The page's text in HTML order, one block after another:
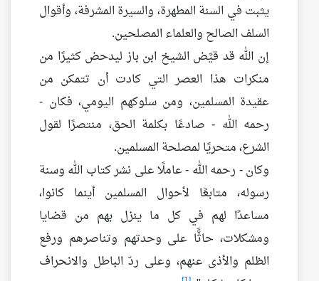
يثبت في السنة المطهرة، والسيرة المشرفة، وأقوال
السلف الصالح والعلماء المصلحين.
إن الله قد قيَّض الشيخ ابن باز ليدحض كثيرًا من
منكرات هذا العصر التي كادت أن تتمكن من
عقيدة المسلمين، ومن سلوكهم اليومي، فكان -
رحمه الله - صادعًا بكلمة الحق، منتصرًا لقول
الشرع، متحريًا لمصلحة المسلمين.
وكان - رحمه الله - عاملًا على نشر كتاب الله وسنة
رسوله، متابعًا لأحوال المسلمين أينما كانوا،
مساعدًا لهم في كل ما ينزل بهم من قضايا
ومشكلات، حاثًّا على وحدتهم وتناصرهم ورفع
الظلم والأذى عنهم، وعلى ردّ الباطل والانحراف